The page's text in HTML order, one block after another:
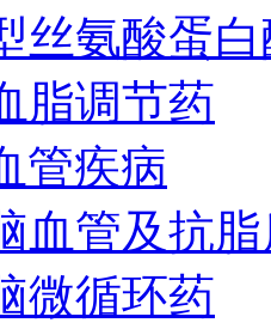
丝氨酸蛋
脂调节药
管疾病
血管及抗
微循环药